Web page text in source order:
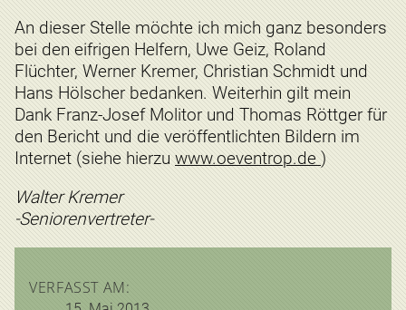
An dieser Stelle möchte ich mich ganz besonders
bei den eifrigen Helfern, Uwe Geiz, Roland
Flüchter, Werner Kremer, Christian Schmidt und
Hans Hölscher bedanken. Weiterhin gilt mein
Dank Franz-Josef Molitor und Thomas Röttger für
den Bericht und die veröffentlichten Bildern im
Internet (siehe hierzu www.oeventrop.de )
Walter Kremer
-Seniorenvertreter-
VERFASST AM: